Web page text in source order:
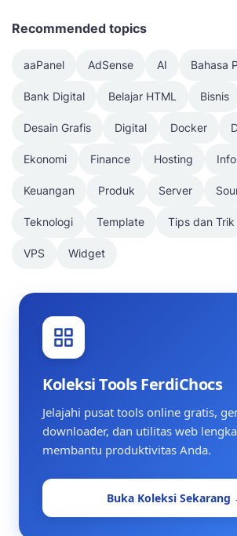
Recommended topics
aaPanel AdSense AI Bahasa
Bank Digital Belajar HTML Bisnis
Desain Grafis Digital Docker
Ekonomi Finance Hosting
Keuangan Produk Server
Teknologi Template Tips dan Trik
VPS Widget
Koleksi Tools FerdiChocs
Jelajahi pusat tools online gratis,
downloader, dan utilitas web
membantu produktivitas Anda.
Buka Koleksi Sekarang